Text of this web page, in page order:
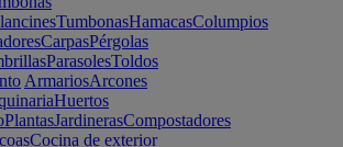
TumbonasHamacasColumpios
CarpasPérgolas
ParasolesToldos
ArmariosArcones
Huertos
PlantasJardinerasCompostadores
Cocina de exterior